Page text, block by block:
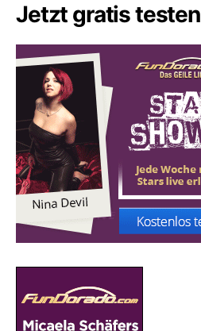
Jetzt gratis testen